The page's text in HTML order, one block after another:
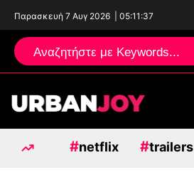
Παρασκευή 7 Αυγ 2026 05:11:38
Μεταπηδήστε
περιεχόμενο
#netflix #trailers